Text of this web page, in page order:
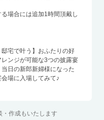
場合には追加1時間頂戴し
邸宅で叶う】おふたりの好
ンジが可能な3つの披露宴
日の新郎新婦様になった
場に入場してみて♪
・作成もいたします